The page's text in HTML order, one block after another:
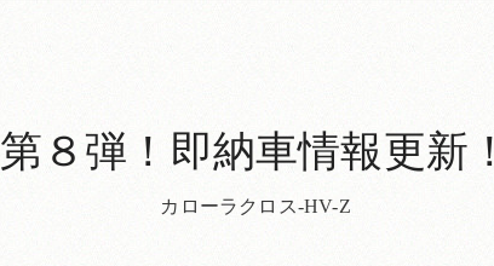
第８弾！即納車情報更新！
カローラクロス-HV-Z